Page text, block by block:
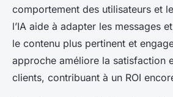
comportement des utilisateurs et
l’IA aide à adapter les messages
le contenu plus pertinent et
approche améliore la satisfaction
clients, contribuant à un ROI